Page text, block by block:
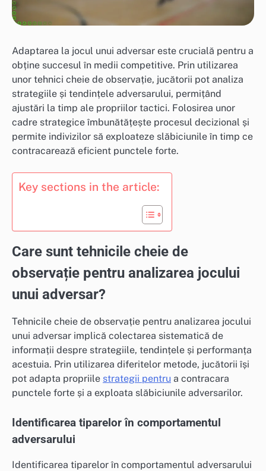
Adaptarea la jocul unui adversar este crucială pentru a
obține succesul în medii competitive. Prin utilizarea
unor tehnici cheie de observație, jucătorii pot analiza
strategiile și tendințele adversarului, permițând
ajustări la timp ale propriilor tactici. Folosirea unor
cadre strategice îmbunătățește procesul decizional și
permite indivizilor să exploateze slăbiciunile în timp ce
contracarează eficient punctele forte.
Key sections in the article:
Care sunt tehnicile cheie de
observație pentru analizarea jocului
unui adversar?
Tehnicile cheie de observație pentru analizarea jocului
unui adversar implică colectarea sistematică de
informații despre strategiile, tendințele și performanța
acestuia. Prin utilizarea diferitelor metode, jucătorii își
pot adapta propriile strategii pentru a contracara
punctele forte și a exploata slăbiciunile adversarilor.
Identificarea tiparelor în comportamentul
adversarului
Identificarea tiparelor în comportamentul adversarului